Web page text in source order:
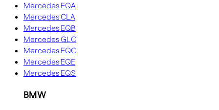
Mercedes EQA
Mercedes CLA
Mercedes EQB
Mercedes GLC
Mercedes EQC
Mercedes EQE
Mercedes EQS
BMW